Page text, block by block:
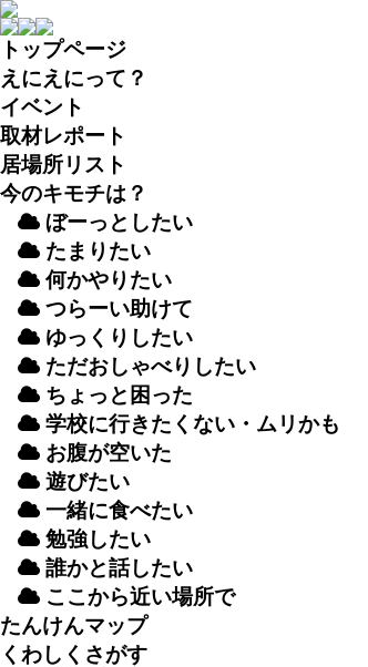
トップページ
えにえにって？
イベント
取材レポート
居場所リスト
今のキモチは？
ぼーっとしたい
たまりたい
何かやりたい
つらーい助けて
ゆっくりしたい
ただおしゃべりしたい
ちょっと 困 った
学校に行きたくない・ムリかも
お腹が空いた
遊びたい
一緒に食べたい
勉強したい
誰かと話したい
ここから近い場所で
たんけんマップ
くわしくさがす